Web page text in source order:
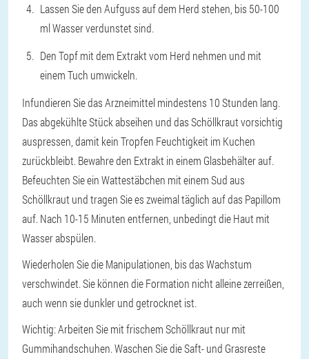
Lassen Sie den Aufguss auf dem Herd stehen, bis 50-100
ml Wasser verdunstet sind.
Den Topf mit dem Extrakt vom Herd nehmen und mit
einem Tuch umwickeln.
Infundieren Sie das Arzneimittel mindestens 10 Stunden lang.
Das abgekühlte Stück abseihen und das Schöllkraut vorsichtig
auspressen, damit kein Tropfen Feuchtigkeit im Kuchen
zurückbleibt. Bewahre den Extrakt in einem Glasbehälter auf.
Befeuchten Sie ein Wattestäbchen mit einem Sud aus
Schöllkraut und tragen Sie es zweimal täglich auf das Papillom
auf. Nach 10-15 Minuten entfernen, unbedingt die Haut mit
Wasser abspülen.
Wiederholen Sie die Manipulationen, bis das Wachstum
verschwindet. Sie können die Formation nicht alleine zerreißen,
auch wenn sie dunkler und getrocknet ist.
Wichtig: Arbeiten Sie mit frischem Schöllkraut nur mit
Gummihandschuhen. Waschen Sie die Saft- und Grasreste